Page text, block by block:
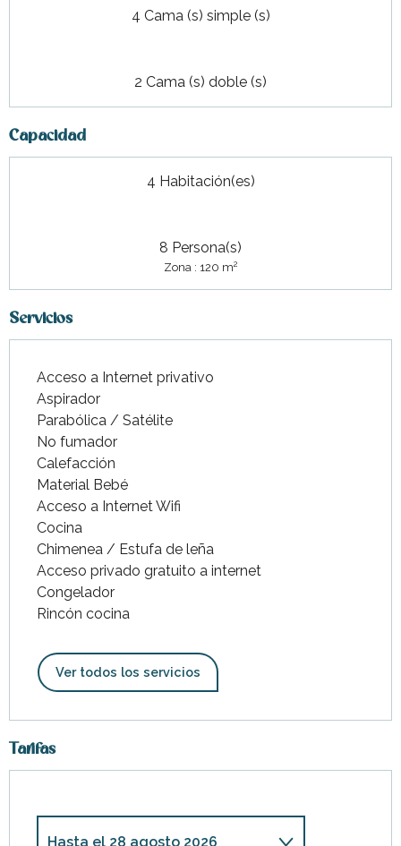
4 Cama (s) simple (s)
2 Cama (s) doble (s)
Capacidad
4 Habitación(es)
8 Persona(s)
Zona : 120 m2
Servicios
Acceso a Internet privativo
Aspirador
Parabólica / Satélite
No fumador
Calefacción
Material Bebé
Acceso a Internet Wifi
Cocina
Chimenea / Estufa de leña
Acceso privado gratuito a internet
Congelador
Rincón cocina
Ver todos los servicios
Tarifas
Hasta el 28 agosto 2026